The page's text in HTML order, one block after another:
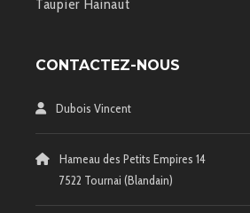
Taupier Hainaut
CONTACTEZ-NOUS
Dubois Vincent
Hameau des Petits Empires 14
7522 Tournai (Blandain)